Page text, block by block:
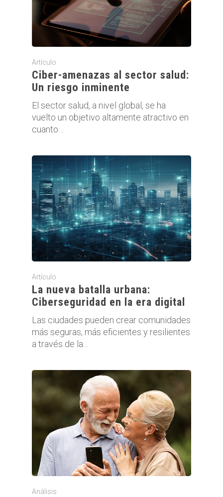
Artículo
Ciber-amenazas al sector salud:
Un riesgo inminente
El sector salud, a nivel global, se ha
vuelto un objetivo altamente atractivo en
cuanto…
Artículo
La nueva batalla urbana:
Ciberseguridad en la era digital
Las ciudades pueden crear comunidades
más seguras, más eficientes y resilientes
a través de la…
Análisis